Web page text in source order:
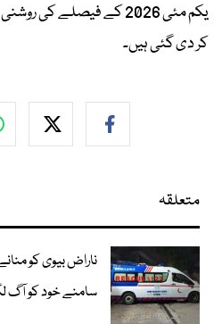
یکم مئی 2026 کے فیصلے
کر دی گئی ہیں۔
متعلقہ
ناراض بیوی کو
سامنے خود کو آگ